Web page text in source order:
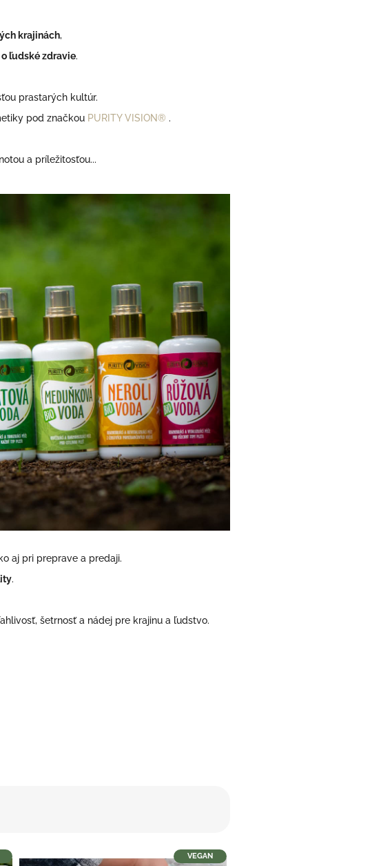
krajinách,
ľudské zdravie.
prastarých kultúr.
pod značkou PURITY VISION® .
a príležitosťou...
aj pri preprave a predaji.
.
šetrnosť a nádej pre krajinu a ľudstvo.
VEGAN